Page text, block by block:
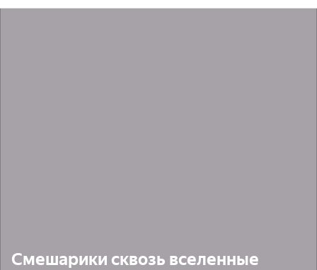
Смешарики сквозь вселенные